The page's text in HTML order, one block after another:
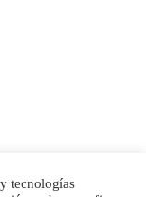
tecnologías